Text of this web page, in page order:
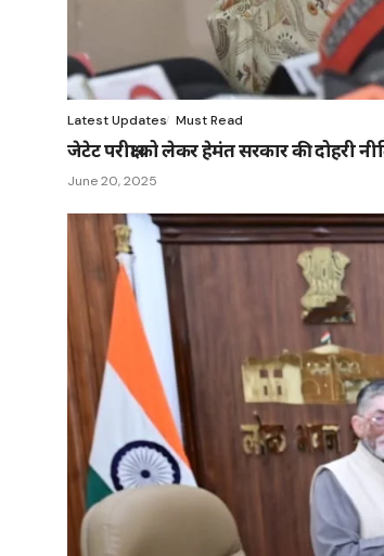
Latest Updates Must Read
जेटेट परीक्षा को लेकर हेमंत सरकार की दोहरी
June 20, 2025